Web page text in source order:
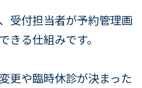
受付担当者が予約管理画
きる仕組みです。
更や臨時休診が決まった